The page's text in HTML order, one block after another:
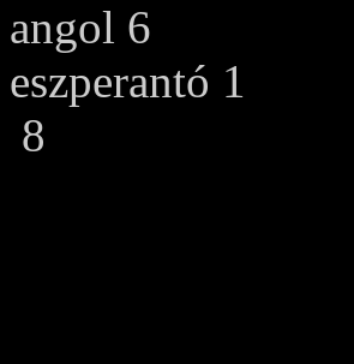
angol 6
eszperantó 1
8